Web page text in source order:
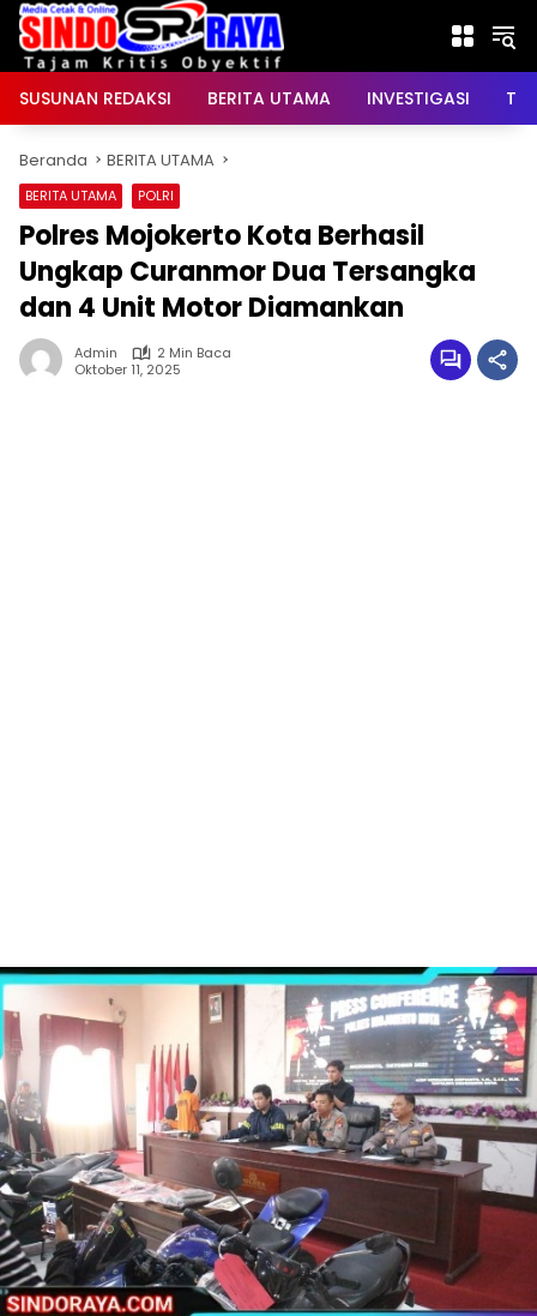
Langsung
konten
SUSUNAN REDAKSI
BERITA UTAMA INVESTIGASI TNI
Beranda BERITA UTAMA
BERITA UTAMA POLRI
Polres Mojokerto Kota Berhasil
Ungkap Curanmor Dua Tersangka
dan 4 Unit Motor Diamankan
Admin
2 Min Baca
Oktober 11, 2025